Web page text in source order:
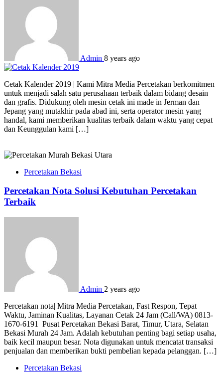
Admin 8 years ago
Cetak Kalender 2019 | Kami Mitra Media Percetakan berkomitmen
untuk menjadi salah satu perusahaan terbaik dalam bidang desain
dan grafis. Didukung oleh mesin cetak ini made in Jerman dan
Jepang yang mutakhir pada abad ini, serta operator mesin yang
handal, kami memberikan kualitas terbaik dalam waktu yang cepat
dan Keunggulan kami […]
Percetakan Bekasi
Percetakan Nota Solusi Kebutuhan Percetakan
Terbaik
Admin 2 years ago
Percetakan nota| Mitra Media Percetakan, Fast Respon, Tepat
Waktu, Jaminan Kualitas, Layanan Cetak 24 Jam (Call/WA) 0813-
1670-6191 Pusat Percetakan Bekasi Barat, Timur, Utara, Selatan
Bekasi Murah 24 Jam. Adalah kebutuhan penting bagi setiap usaha,
baik kecil maupun besar. Nota digunakan untuk mencatat transaksi
penjualan dan memberikan bukti pembelian kepada pelanggan. […]
Percetakan Bekasi